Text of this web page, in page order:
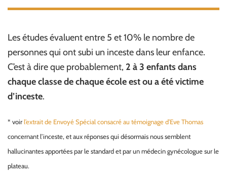
Les études évaluent entre 5 et 10% le nombre de
personnes qui ont subi un inceste dans leur enfance.
C’est à dire que probablement, 2 à 3 enfants dans
chaque classe de chaque école est ou a été victime
d’inceste.
* voirl’extrait de Envoyé Spécial consacré au témoignage d’Eve Thomas
concernant l’inceste, et aux réponses qui désormais nous semblent
hallucinantes apportées par le standard et par un médecin gynécologue sur le
plateau.